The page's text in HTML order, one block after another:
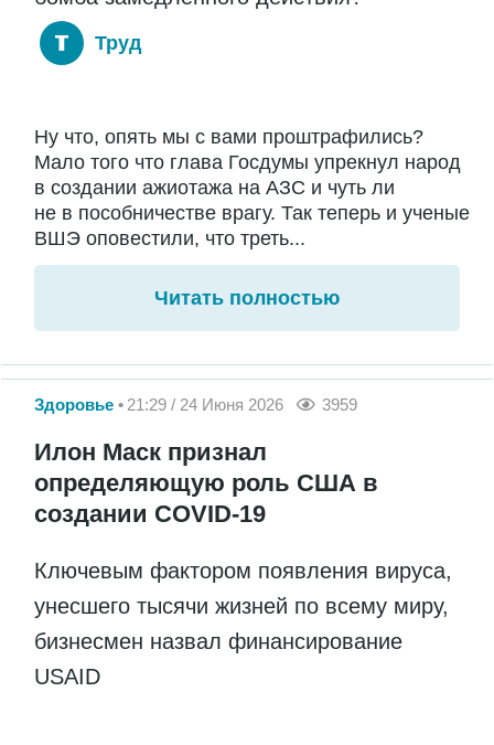
Труд
Ну что, опять мы с вами проштрафились?
Мало того что глава Госдумы упрекнул народ
в создании ажиотажа на АЗС и чуть ли
не в пособничестве врагу. Так теперь и ученые
ВШЭ оповестили, что треть...
Читать полностью
Здоровье 21:29 / 24 Июня 2026 3959
Илон Маск признал
определяющую роль США в
создании COVID-19
Ключевым фактором появления вируса,
унесшего тысячи жизней по всему миру,
бизнесмен назвал финансирование
USAID